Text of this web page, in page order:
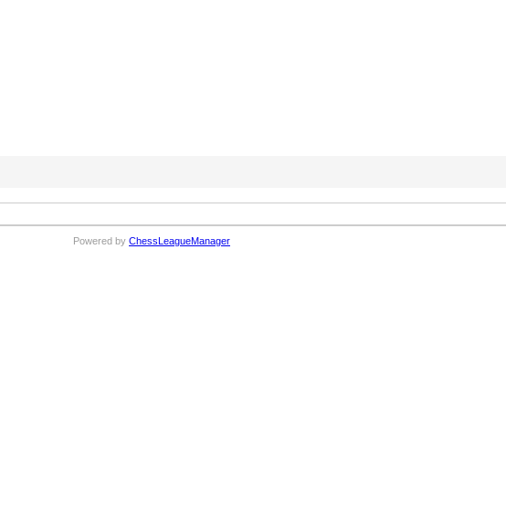
Powered by ChessLeagueManager